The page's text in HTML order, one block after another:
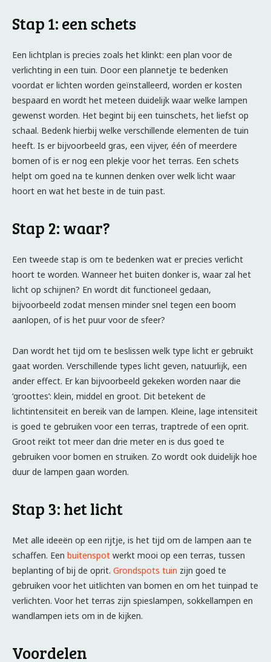
Stap 1: een schets
Een lichtplan is precies zoals het klinkt: een plan voor de
verlichting in een tuin. Door een plannetje te bedenken
voordat er lichten worden geïnstalleerd, worden er kosten
bespaard en wordt het meteen duidelijk waar welke lampen
gewenst worden. Het begint bij een tuinschets, het liefst op
schaal. Bedenk hierbij welke verschillende elementen de tuin
heeft. Is er bijvoorbeeld gras, een vijver, één of meerdere
bomen of is er nog een plekje voor het terras. Een schets
helpt om goed na te kunnen denken over welk licht waar
hoort en wat het beste in de tuin past.
Stap 2: waar?
Een tweede stap is om te bedenken wat er precies verlicht
hoort te worden. Wanneer het buiten donker is, waar zal het
licht op schijnen? En wordt dit functioneel gedaan,
bijvoorbeeld zodat mensen minder snel tegen een boom
aanlopen, of is het puur voor de sfeer?
Dan wordt het tijd om te beslissen welk type licht er gebruikt
gaat worden. Verschillende types licht geven, natuurlijk, een
ander effect. Er kan bijvoorbeeld gekeken worden naar die
‘groottes’: klein, middel en groot. Dit betekent de
lichtintensiteit en bereik van de lampen. Kleine, lage intensiteit
is goed te gebruiken voor een terras, traptrede of een oprit.
Groot reikt tot meer dan drie meter en is dus goed te
gebruiken voor bomen en struiken. Zo wordt ook duidelijk hoe
duur de lampen gaan worden.
Stap 3: het licht
Met alle ideeën op een rijtje, is het tijd om de lampen aan te
schaffen. Een buitenspot werkt mooi op een terras, tussen
beplanting of bij de oprit. Grondspots tuin zijn goed te
gebruiken voor het uitlichten van bomen en om het tuinpad te
verlichten. Voor het terras zijn spieslampen, sokkellampen en
wandlampen iets om in de kijken.
Voordelen